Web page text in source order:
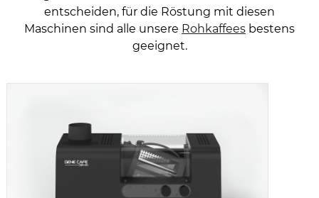
entscheiden, für die Röstung mit diesen
Maschinen sind alle unsere Rohkaffees bestens
geeignet.